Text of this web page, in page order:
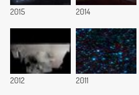
2015 2014
2012 2011